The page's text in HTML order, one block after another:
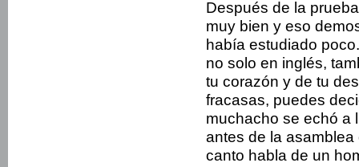
Después de la
muy bien y eso
había estudiado
no solo en inglés,
tu corazón y de tu
fracasas, puedes
muchacho se echó a
antes de la
canto habla de un